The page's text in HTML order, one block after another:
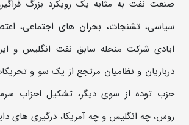
صنعت نفت به مثابه یک رویکرد بزرگ
سیاسی، تشنجات، بحران های اجتماعی،
ایادی شرکت منحله سابق نفت انگلیس و
درباریان و نظامیان مرتجع از یک سو و
حزب توده از سوی دیگر، تشکیل احزاب
روس، چه انگلیس و چه آمریکا، درگیری های